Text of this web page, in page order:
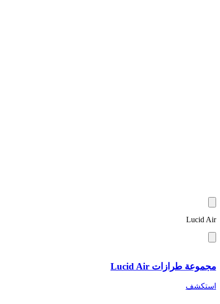
Lucid Air
مجموعة طرازات Lucid Air
استكشف